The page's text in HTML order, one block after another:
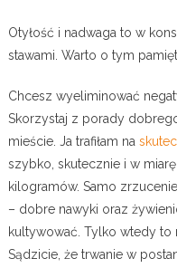
Otyłość i nadwaga to w
stawami. Warto o tym
Chcesz wyeliminować
Skorzystaj z porady
mieście. Ja trafiłam na
szybko, skutecznie i w
kilogramów. Samo
– dobre nawyki oraz
kultywować. Tylko wtedy to
Sądzicie, że trwanie w